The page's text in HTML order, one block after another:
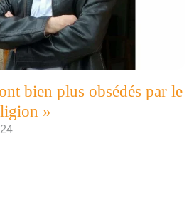
bien plus obsédés par le
»